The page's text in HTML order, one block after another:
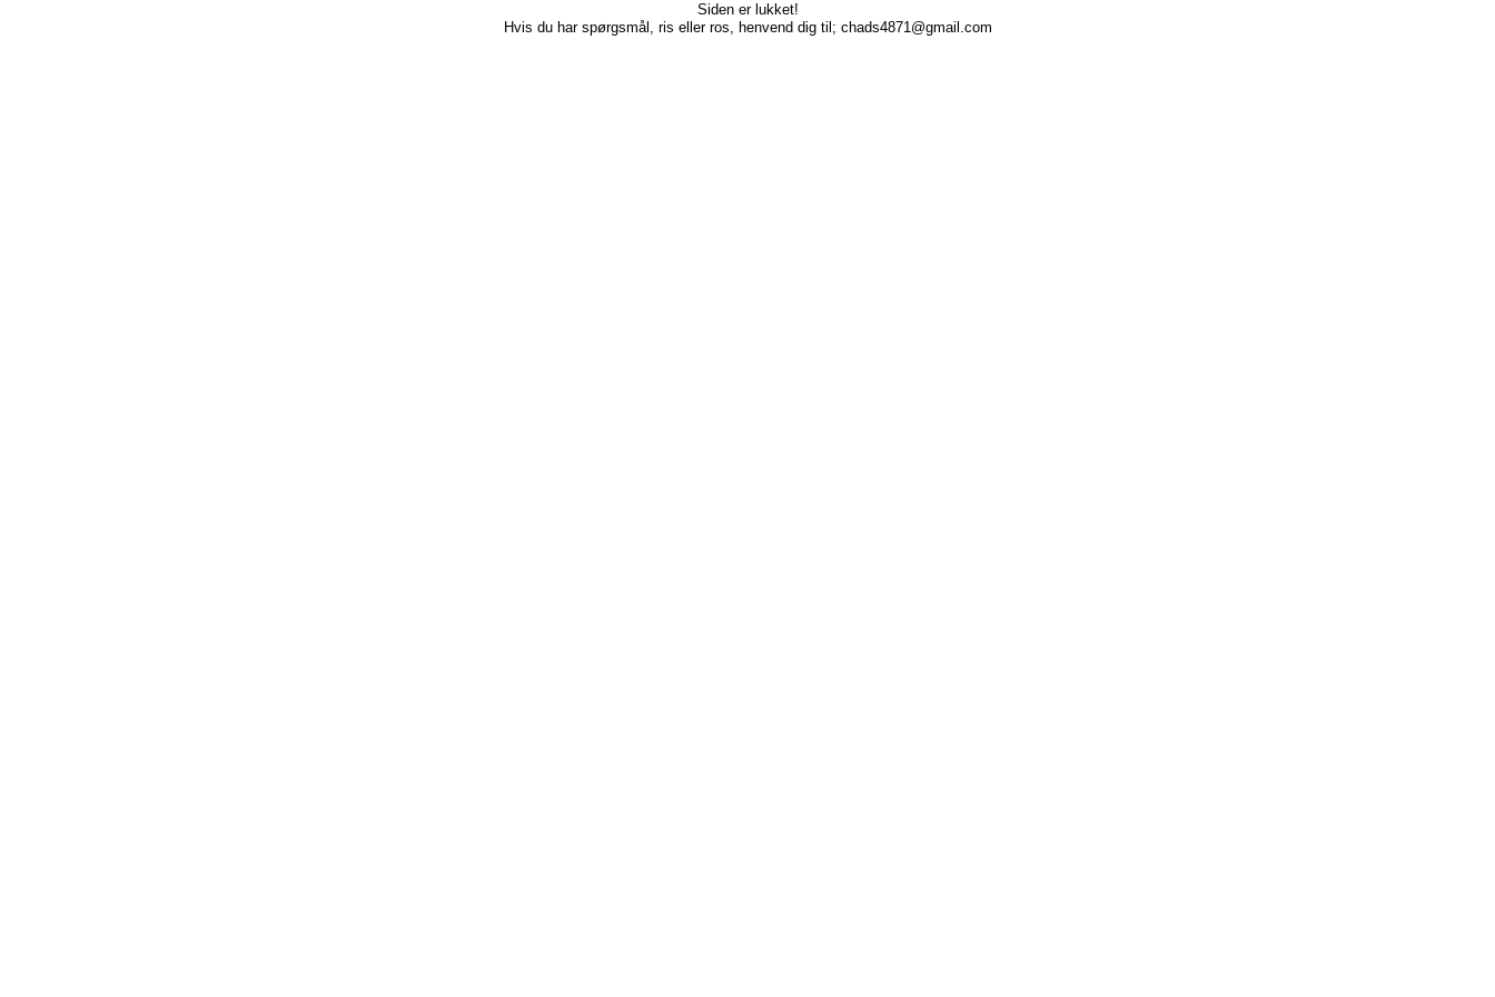
Siden er lukket!
Hvis du har spørgsmål, ris eller ros, henvend dig til; chads4871@gmail.com